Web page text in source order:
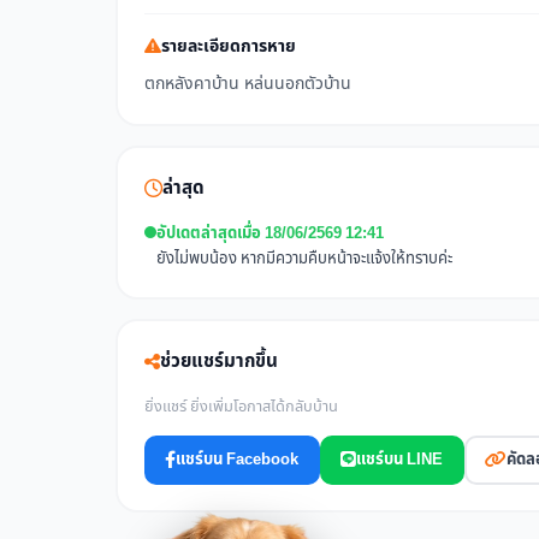
รายละเอียดการหาย
ตกหลังคาบ้าน หล่นนอกตัวบ้าน
ล่าสุด
อัปเดตล่าสุดเมื่อ 18/06/2569 12:41
ยังไม่พบน้อง หากมีความคืบหน้าจะแจ้งให้ทราบค่ะ
ช่วยแชร์มากขึ้น
ยิ่งแชร์ ยิ่งเพิ่มโอกาสได้กลับบ้าน
แชร์บน Facebook แชร์บน LINE คัด